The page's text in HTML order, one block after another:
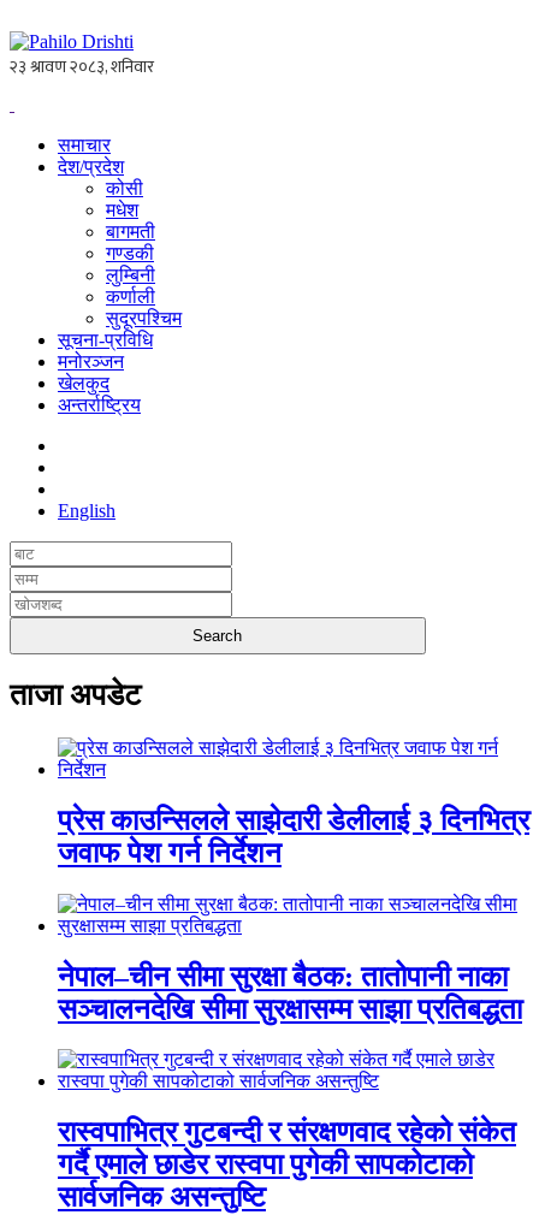
समाचार
देश/प्रदेश
कोसी
मधेश
बागमती
गण्डकी
लुम्बिनी
कर्णाली
सुदूरपश्चिम
सूचना-प्रविधि
मनोरञ्जन
खेलकुद
अन्तर्राष्ट्रिय
English
ताजा अपडेट
प्रेस काउन्सिलले साझेदारी डेलीलाई ३ दिनभित्र
जवाफ पेश गर्न निर्देशन
नेपाल–चीन सीमा सुरक्षा बैठक: तातोपानी नाका
सञ्चालनदेखि सीमा सुरक्षासम्म साझा प्रतिबद्धता
रास्वपाभित्र गुटबन्दी र संरक्षणवाद रहेको संकेत
गर्दै एमाले छाडेर रास्वपा पुगेकी सापकोटाको
सार्वजनिक असन्तुष्टि